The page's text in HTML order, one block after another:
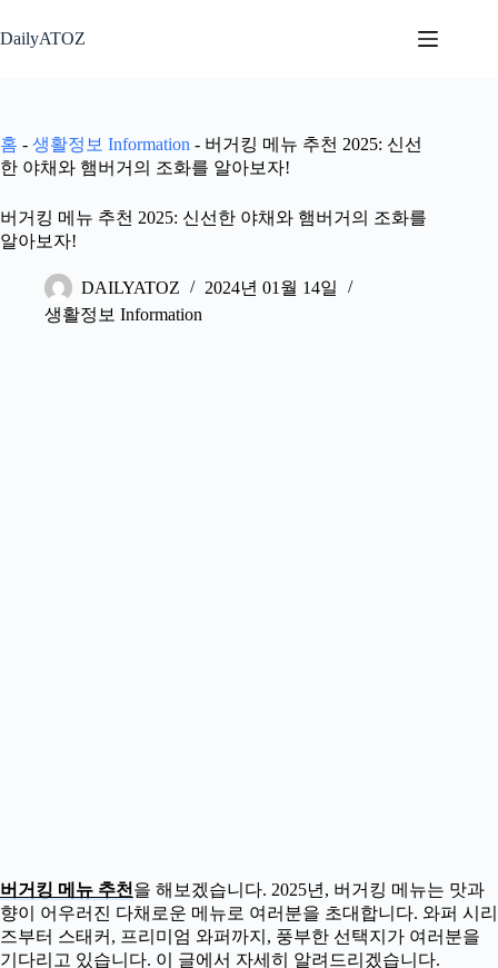
문
뛰
기
DailyATOZ
홈 - 생활정보 Information - 버거킹 메뉴 추천 2025: 신선
한 야채와 햄버거의 조화를 알아보자!
버거킹 메뉴 추천 2025: 신선한 야채와 햄버거의 조화를
알아보자!
DAILYATOZ
2024년 01월 14일
생활정보 Information
버거킹 메뉴 추천 을 해보겠습니다. 2025년, 버거킹 메뉴는 맛과
향이 어우러진 다채로운 메뉴로 여러분을 초대합니다. 와퍼 시리
즈부터 스태커, 프리미엄 와퍼까지, 풍부한 선택지가 여러분을
기다리고 있습니다. 이 글에서 자세히 알려드리겠습니다.